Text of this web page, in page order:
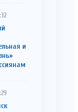
и